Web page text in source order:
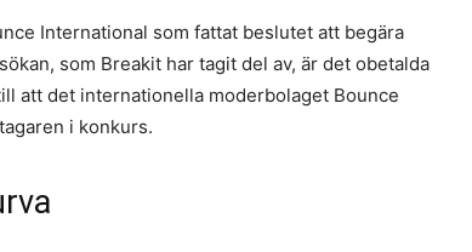
International som fattat beslutet att begära
som Breakit har tagit del av, är det obetalda
att det internationella moderbolaget Bounce
i konkurs.